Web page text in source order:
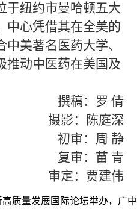
于纽约市曼哈顿五大
中心凭借其在全美的
美著名医药大学、
推动中医药在美国及
撰稿：罗 倩
摄影：陈庭深
初审：周 静
复审：苗 青
审定：贾建伟
质量发展国际论坛举办，广中